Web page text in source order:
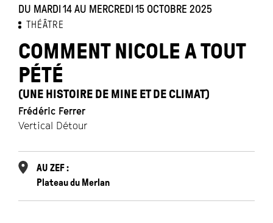
DU MARDI 14 AU MERCREDI 15 OCTOBRE 2025
THÉÂTRE
COMMENT NICOLE A TOUT
PÉTÉ
(UNE HISTOIRE DE MINE ET DE CLIMAT)
Frédéric Ferrer
Vertical Détour
AU ZEF :
Plateau du Merlan